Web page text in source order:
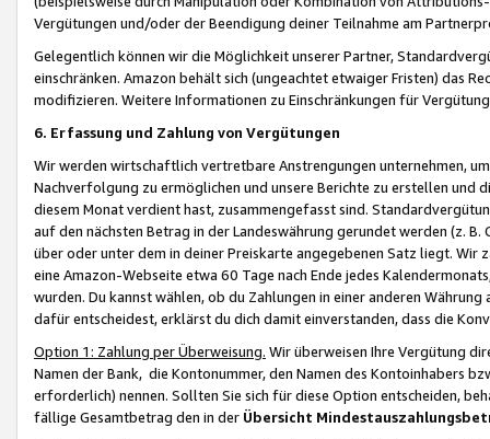
Vergütungen und/oder der Beendigung deiner Teilnahme am
Gelegentlich können wir die Möglichkeit unserer Partner,
einschränken. Amazon behält sich (ungeachtet etwaiger Fristen) das
modifizieren. Weitere Informationen zu Einschränkungen für
6. Erfassung und Zahlung von Vergütungen
Wir werden wirtschaftlich vertretbare Anstrengungen unternehmen,
Nachverfolgung zu ermöglichen und unsere Berichte zu erstellen und
diesem Monat verdient hast, zusammengefasst sind.
auf den nächsten Betrag in der Landeswährung gerundet werden (z.
über oder unter dem in deiner Preiskarte angegebenen Satz liegt.
eine Amazon-Webseite etwa 60 Tage nach Ende jedes
wurden. Du kannst wählen, ob du Zahlungen in einer anderen
dafür entscheidest, erklärst du dich damit einverstanden, dass die
Option 1: Zahlung per Überweisung. Wir überweisen Ihre Vergütung
Namen der Bank, die Kontonummer, den Namen des Kontoinhabers
erforderlich) nennen. Sollten Sie sich für diese Option entscheiden,
fällige Gesamtbetrag den in der Übersicht